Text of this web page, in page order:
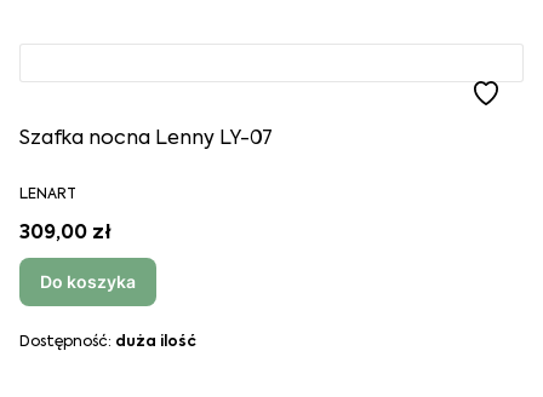
Szafka nocna Lenny LY-07
LENART
309,00 zł
Do koszyka
Dostępność: duża ilość